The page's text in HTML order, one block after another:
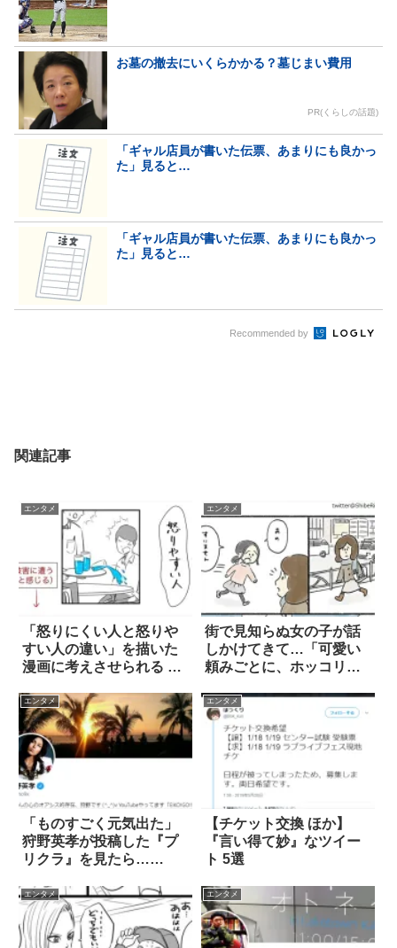
お墓の撤去にいくらかかる？墓じまい費用
PR(くらしの話題)
「ギャル店員が書いた伝票、あまりにも良かっ
た」見ると…
「ギャル店員が書いた伝票、あまりにも良かっ
た」見ると…
Recommended by
関連記事
エンタメ
「怒りにくい人と怒りや
すい人の違い」を描いた
漫画に考えさせられる 4
エンタメ
街で見知らぬ女の子が話
しかけてきて…「可愛い
頼みごとに、ホッコリし
エンタメ
「ものすごく元気出た」
狩野英孝が投稿した『プ
リクラ』を見たら…
エンタメ
【チケット交換 ほか】
『言い得て妙』なツイー
ト 5選
エンタメ エンタメ